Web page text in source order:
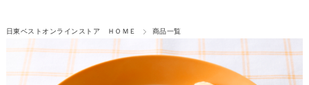
日東ベストオンラインストア ＨＯＭＥ 商品一覧